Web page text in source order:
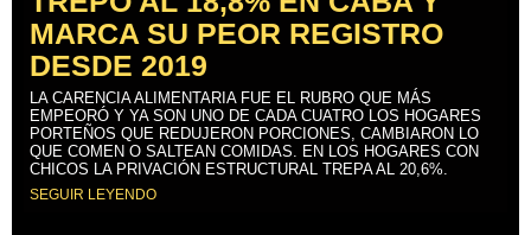
MARCA SU PEOR REGISTRO
DESDE 2019
LA CARENCIA ALIMENTARIA FUE EL RUBRO QUE MÁS
EMPEORÓ Y YA SON UNO DE CADA CUATRO LOS HOGARES
PORTEÑOS QUE REDUJERON PORCIONES, CAMBIARON LO
QUE COMEN O SALTEAN COMIDAS. EN LOS HOGARES CON
CHICOS LA PRIVACIÓN ESTRUCTURAL TREPA AL 20,6%.
SEGUIR LEYENDO